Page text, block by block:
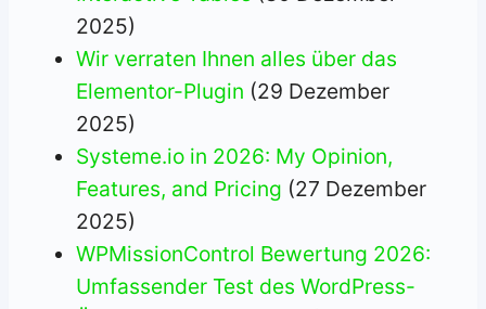
2025)
Wir verraten Ihnen alles über das
Elementor-Plugin (29 Dezember
2025)
Systeme.io in 2026: My Opinion,
Features, and Pricing (27 Dezember
2025)
WPMissionControl Bewertung 2026:
Umfassender Test des WordPress-